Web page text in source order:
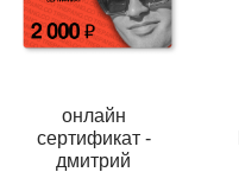
онлайн
сертификат -
дмитрий